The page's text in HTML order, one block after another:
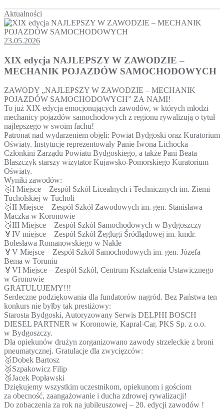
Aktualności
23.05.2026
XIX edycja NAJLEPSZY W ZAWODZIE –
MECHANIK POJAZDÓW SAMOCHODOWYCH
ZAWODY „NAJLEPSZY W ZAWODZIE – MECHANIK
POJAZDÓW SAMOCHODOWYCH” ZA NAMI!
To już XIX edycja emocjonujących zawodów, w których młodzi
mechanicy pojazdów samochodowych z regionu rywalizują o tytuł
najlepszego w swoim fachu!
Patronat nad wydarzeniem objęli: Powiat Bydgoski oraz Kuratorium
Oświaty. Instytucje reprezentowały Panie Iwona Lichocka –
Członkini Zarządu Powiatu Bydgoskiego, a także Pani Beata
Błaszczyk starszy wizytator Kujawsko-Pomorskiego Kuratorium
Oświaty.
Wyniki zawodów:
🥇I Miejsce – Zespół Szkół Licealnych i Technicznych im. Ziemi
Tucholskiej w Tucholi
🥈II Miejsce – Zespół Szkół Zawodowych im. gen. Stanisława
Maczka w Koronowie
🥉III Miejsce – Zespół Szkół Samochodowych w Bydgoszczy
🏅IV miejsce – Zespół Szkół Żeglugi Śródlądowej im. kmdr.
Bolesława Romanowskiego w Nakle
🏅V Miejsce – Zespół Szkół Samochodowych im. gen. Józefa
Bema w Toruniu
🏅VI Miejsce – Zespół Szkół, Centrum Kształcenia Ustawicznego
w Gronowie
GRATULUJEMY!!!
Serdeczne podziękowania dla fundatorów nagród. Bez Państwa ten
konkurs nie byłby tak prestiżowy:
Starosta Bydgoski, Autoryzowany Serwis DELPHI BOSCH
DIESEL PARTNER w Koronowie, Kapral-Car, PKS Sp. z o.o.
w Bydgoszczy.
Dla opiekunów drużyn zorganizowano zawody strzeleckie z broni
pneumatycznej. Gratulacje dla zwycięzców:
🥇Dobek Bartosz
🥈Szpakowicz Filip
🥉Jacek Popławski
Dziękujemy wszystkim uczestnikom, opiekunom i gościom
za obecność, zaangażowanie i ducha zdrowej rywalizacji!
Do zobaczenia za rok na jubileuszowej – 20. edycji zawodów !